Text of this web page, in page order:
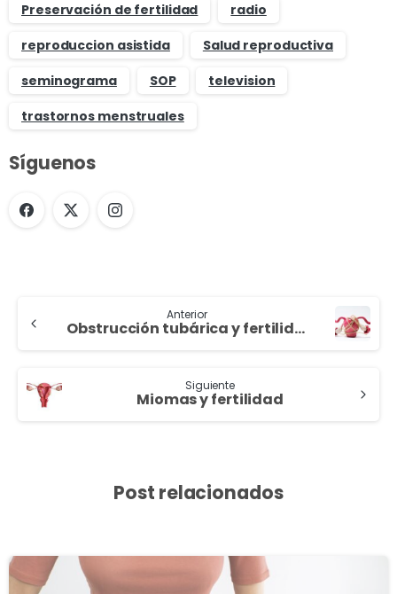
Preservación de fertilidad
radio
reproduccion asistida
Salud reproductiva
seminograma
SOP
television
trastornos menstruales
Síguenos
Anterior
Obstrucción tubárica y fertilidad
Siguiente
Miomas y fertilidad
Post relacionados